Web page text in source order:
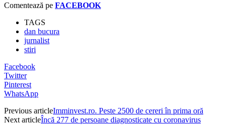
Comentează pe FACEBOOK
TAGS
dan bucura
jurnalist
stiri
Facebook
Twitter
Pinterest
WhatsApp
Previous articleImminvest.ro. Peste 2500 de cereri în prima oră
Next articleÎncă 277 de persoane diagnosticate cu coronavirus